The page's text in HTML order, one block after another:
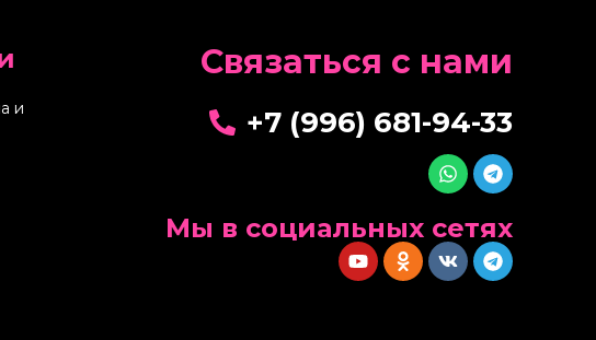
и
Cвязаться с нами
+7 (996) 681-94-33
Мы в социальных сетях